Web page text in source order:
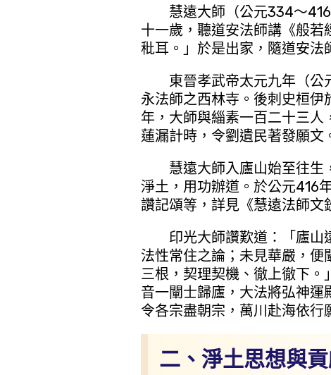
慧遠大師（公元334～416
十一歲，聽道安法師講《般
秕耳。」於是出家，隨道安法
東晉孝武帝太元九年（公
永法師之西林寺。後刺史桓
年，大師與緇素一百二十三
蓮漏計時，令劉遺民著發願文
慧遠大師入廬山始至往生
淨土，用功辦道。於公元416
讚記頌等，詳見《慧遠法師文
印光大師讚歎道：「廬山
法性常住之論；未見華嚴，
三根，契理契機、徹上徹下。
音一闡士歸廬，大法將弘神
令各宗盡朝宗，萬川赴海依行
二、淨土思想與